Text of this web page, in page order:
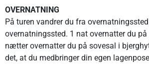
OVERNATNING
På turen vandrer du fra
overnatningssted. 1 nat overnatter du på
nætter overnatter du på sovesal i
det, at du medbringer din egen